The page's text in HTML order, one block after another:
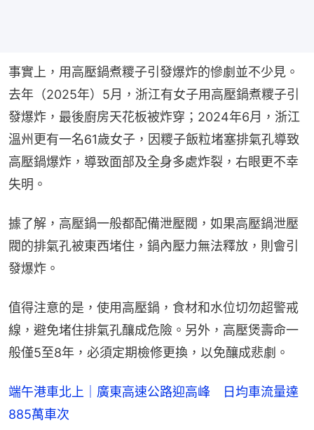
事實上，用高壓鍋煮糭子引發爆炸的慘劇並不少見。
去年（2025年）5月，浙江有女子用高壓鍋煮糭子引
發爆炸，最後廚房天花板被炸穿；2024年6月，浙江
溫州更有一名61歲女子，因糭子飯粒堵塞排氣孔導致
高壓鍋爆炸，導致面部及全身多處炸裂，右眼更不幸
失明。
據了解，高壓鍋一般都配備泄壓閥，如果高壓鍋泄壓
閥的排氣孔被東西堵住，鍋內壓力無法釋放，則會引
發爆炸。
值得注意的是，使用高壓鍋，食材和水位切勿超警戒
線，避免堵住排氣孔釀成危險。另外，高壓煲壽命一
般僅5至8年，必須定期檢修更換，以免釀成悲劇。
端午港車北上｜廣東高速公路迎高峰 日均車流量達
885萬車次